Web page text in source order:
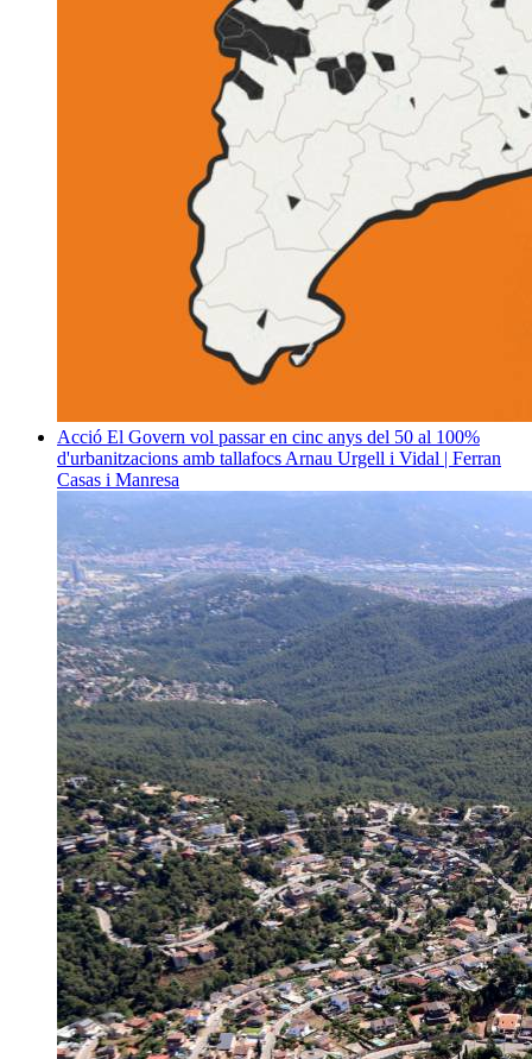
Acció El Govern vol passar en cinc anys del 50 al 100%
d'urbanitzacions amb tallafocs Arnau Urgell i Vidal | Ferran
Casas i Manresa